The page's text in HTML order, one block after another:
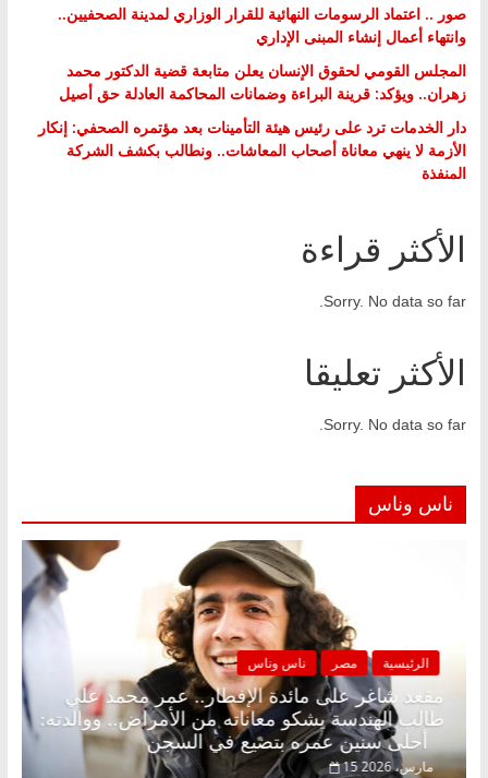
صور .. اعتماد الرسومات النهائية للقرار الوزاري لمدينة الصحفيين..
وانتهاء أعمال إنشاء المبنى الإداري
المجلس القومي لحقوق الإنسان يعلن متابعة قضية الدكتور محمد
زهران.. ويؤكد: قرينة البراءة وضمانات المحاكمة العادلة حق أصيل
دار الخدمات ترد على رئيس هيئة التأمينات بعد مؤتمره الصحفي: إنكار
الأزمة لا ينهي معاناة أصحاب المعاشات.. ونطالب بكشف الشركة
المنفذة
الأكثر قراءة
Sorry. No data so far.
الأكثر تعليقا
Sorry. No data so far.
ناس وناس
الرئيسية ناس وناس
مقعد شاغر على مائدة الإفطار.. عمر محمد علي
طالب الهندسة يشكو معاناته من الأمراض.. ووالدته:
أحلى سنين عمره بتضيع في السجن
15 مارس، 2026